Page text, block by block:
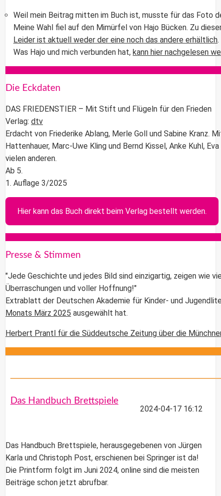
Weil mein Beitrag mitten im Buch ist, musste für das Foto
Meine Wahl fiel auf den Mimürfel von Hajo Bücken. Zu
Leider ist aktuell weder der eine noch das andere erhältlich.
Was Hajo und mich verbunden hat, kann hier nachgelesen
Die Eckdaten
DAS FRIEDENSTIER – Mit Stift und Flügeln für den Frieden
Verlag: dtv
Erdacht von Friederike Ablang, Merle Goll und Sabine Kranz.
Hattenhauer, Marc-Uwe Kling und Bernd Kissel, Anke Kuhl,
vielen anderen.
Ab 5.
1. Auflage 3/2025
Hier kann das Buch direkt beim Verlag bestellt werden.
Presse & Stimmen
"Jede Geschichte und jedes Bild sind einzigartig, zeigen wie
Überraschungen und voller Hoffnung!"
Extrablatt der Deutschen Akademie für Kinder- und
Monats März 2025 ausgewählt hat.
Herbert Prantl für die Süddeutsche Zeitung über die
2024-04-17 16:12
Das Handbuch Brettspiele
Das Handbuch Brettspiele, herausgegebenen von Jürgen
Karla und Christoph Post, erschienen bei Springer ist da!
Die Printform folgt im Juni 2024, online sind die meisten
Beiträge schon jetzt abrufbar.